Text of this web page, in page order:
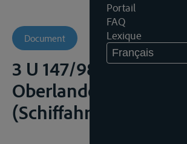
Portail
FAQ
Lexique
Français
Document
3 U 147/98 Bsch -
Oberlandesgericht